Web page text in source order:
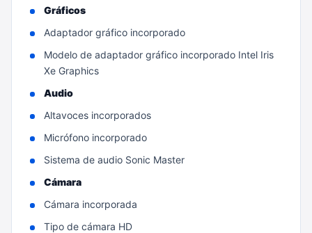
Gráficos
Adaptador gráfico incorporado
Modelo de adaptador gráfico incorporado Intel Iris
Xe Graphics
Audio
Altavoces incorporados
Micrófono incorporado
Sistema de audio Sonic Master
Cámara
Cámara incorporada
Tipo de cámara HD